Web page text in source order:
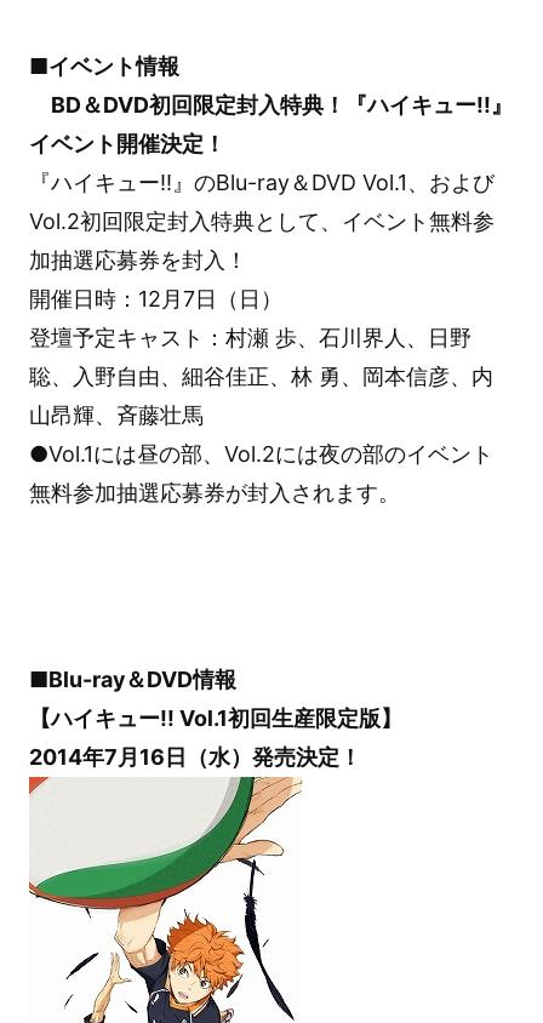
■イベント情報
BD＆DVD初回限定封入特典！『ハイキュー!!』
イベント開催決定！
『ハイキュー!!』のBlu-ray＆DVD Vol.1、および
Vol.2初回限定封入特典として、イベント無料参
加抽選応募券を封入！
開催日時：12月7日（日）
登壇予定キャスト：村瀬 歩、石川界人、日野
聡、入野自由、細谷佳正、林 勇、岡本信彦、内
山昂輝、斉藤壮馬
●Vol.1には昼の部、Vol.2には夜の部のイベント
無料参加抽選応募券が封入されます。
■Blu-ray＆DVD情報
【ハイキュー!! Vol.1初回生産限定版】
2014年7月16日（水）発売決定！